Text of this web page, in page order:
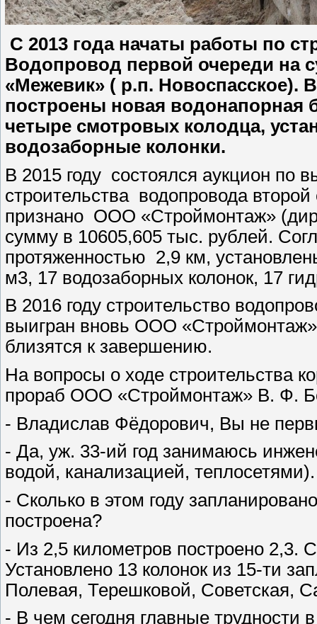
С 2013 года начаты работы по
Водопровод первой очереди на
«Межевик» ( р.п. Новоспасское).
построены новая
четыре смотровых колодца,
водозаборные колонки.
В 2015 году состоялся аукцион по
строительства водопровода
признано ООО «Строймонтаж»
сумму в 10605,605 тыс. рублей.
протяженностью 2,9 км,
м3, 17 водозаборных колонок, 17
В 2016 году строительство
выигран вновь ООО
близятся к завершению.
На вопросы о ходе строительства
прораб ООО «Строймонтаж» В. Ф.
- Владислав Фёдорович, Вы не
- Да, уж. 33-ий год занимаюсь
водой, канализацией,
- Сколько в этом году
построена?
- Из 2,5 километров построено 2,3.
Установлено 13 колонок из 15-ти
Полевая, Терешковой, Советская,
- В чем сегодня главные трудности